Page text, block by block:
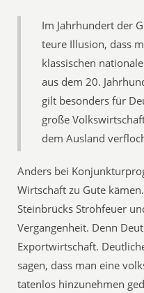
Im Jahrhundert der
teure Illusion, dass
klassischen
aus dem 20.
gilt besonders für
große
dem Ausland
Anders bei
Wirtschaft zu Gute
Steinbrücks Strohfeuer
Vergangenheit. Denn
Exportwirtschaft.
sagen, dass man eine
tatenlos hinzunehmen